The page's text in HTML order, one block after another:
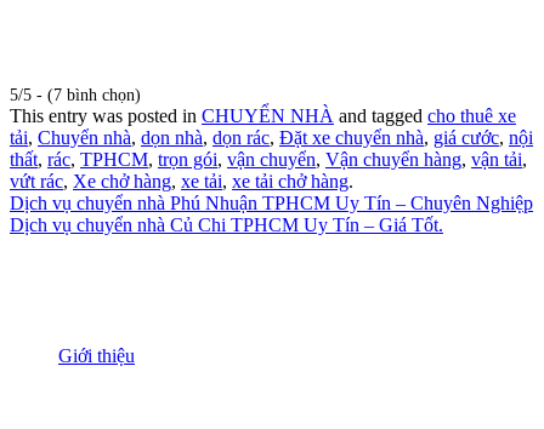
5/5 - (7 bình chọn)
This entry was posted in CHUYỂN NHÀ and tagged cho thuê xe
tải, Chuyển nhà, dọn nhà, dọn rác, Đặt xe chuyển nhà, giá cước, nội
thất, rác, TPHCM, trọn gói, vận chuyển, Vận chuyển hàng, vận tải,
vứt rác, Xe chở hàng, xe tải, xe tải chở hàng.
Dịch vụ chuyển nhà Phú Nhuận TPHCM Uy Tín – Chuyên Nghiệp
Dịch vụ chuyển nhà Củ Chi TPHCM Uy Tín – Giá Tốt.
Giới thiệu